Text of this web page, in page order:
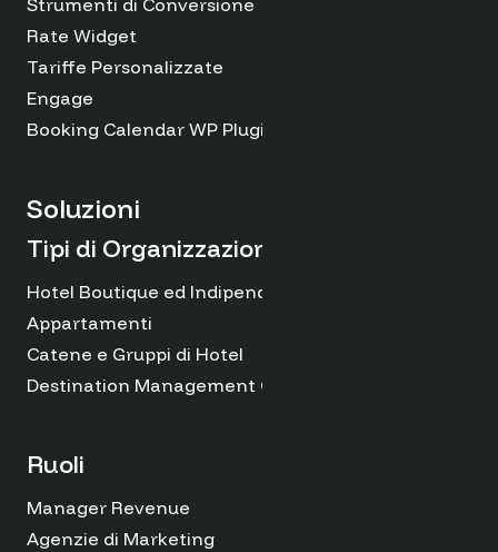
Strumenti di Conversione
Rate Widget
Tariffe Personalizzate
Engage
Booking Calendar WP Plugin
Soluzioni
Tipi di Organizzazioni
Hotel Boutique ed Indipendenti
Appartamenti
Catene e Gruppi di Hotel
Destination Management Organizations
Ruoli
Manager Revenue
Agenzie di Marketing